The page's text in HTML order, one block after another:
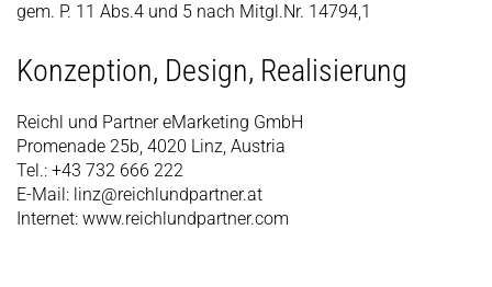
gem. P. 11 Abs.4 und 5 nach Mitgl.Nr. 14794,1
Konzeption, Design, Realisierung
Reichl und Partner eMarketing GmbH
Promenade 25b, 4020 Linz, Austria
Tel.: +43 732 666 222
E-Mail: linz@reichlundpartner.at
Internet: www.reichlundpartner.com